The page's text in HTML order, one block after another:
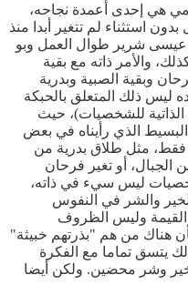
هي إحدى أعمدة نجاحه،
استثناء لم تتغير أبدا منذ
عيسى شرير طوال العمل وبو
والأمر ذاته مع بقية
وبقية الصبية وبدرية
ليس ذلك المتعلق بالحبكة
الذاتية للشخصيات)، حيث
البسيط الذي رأيناه في بعض
مثل طلاق بدرية من
الجبال، أو تغير فرحان
ليس سيء في ذاته،
والشر في النفوس
وليس الظروف
هناك من هم "بذرتهم خبيثة"
يتسق تماما مع الفكرة
وشر محضين. ولكن أيضا